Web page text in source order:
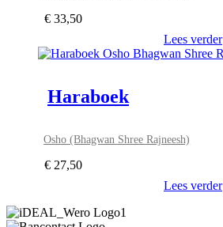
€ 33,50
Lees verder
Haraboek
Osho (Bhagwan Shree Rajneesh)
€ 27,50
Lees verder